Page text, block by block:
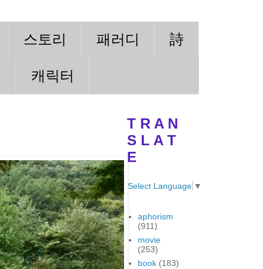
스토리 패러디 詩
캐릭터
T R A N
S L A T
E
Select Language ▼
aphorism
(911)
movie
(253)
book (183)